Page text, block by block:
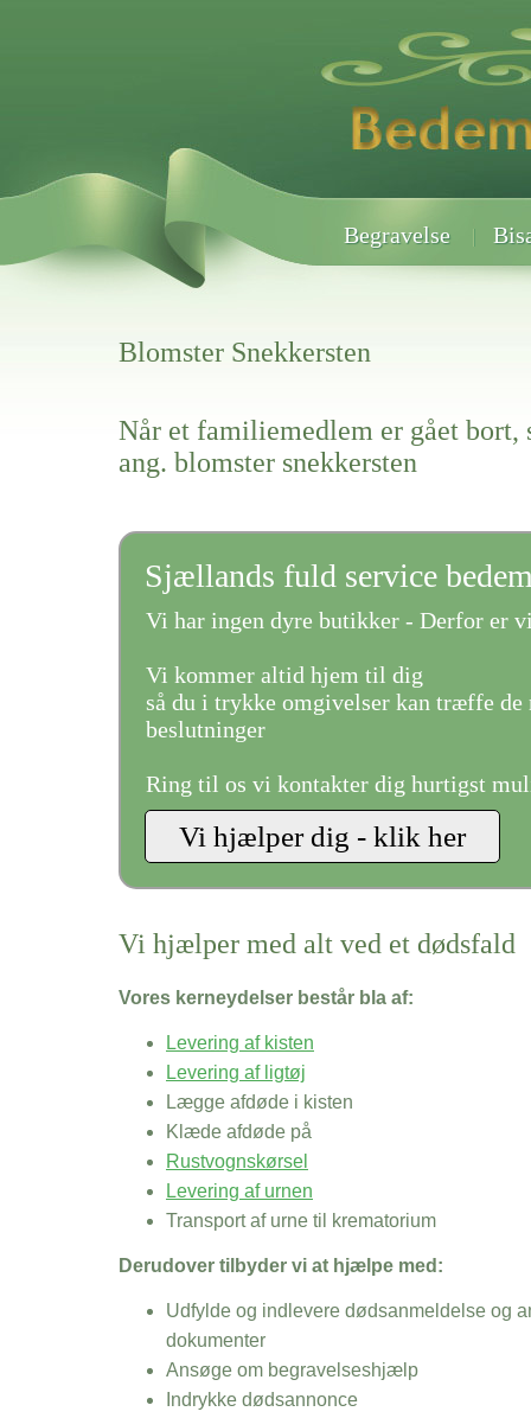
Begravelse
Blomster Snekkersten
Når et familiemedlem er gået bort,
ang. blomster snekkersten
Sjællands fuld service
Vi har ingen dyre butikker - Derfor er
Vi kommer altid hjem til dig
så du i trykke omgivelser kan træffe de
beslutninger
Ring til os vi kontakter dig hurtigst
Vi hjælper med alt ved et dødsfald
Vores kerneydelser består bla af:
Levering af kisten
Levering af ligtøj
Lægge afdøde i kisten
Klæde afdøde på
Rustvognskørsel
Levering af urnen
Transport af urne til krematorium
Derudover tilbyder vi at hjælpe med:
Udfylde og indlevere dødsanmeldelse og
dokumenter
Ansøge om begravelseshjælp
Indrykke dødsannonce